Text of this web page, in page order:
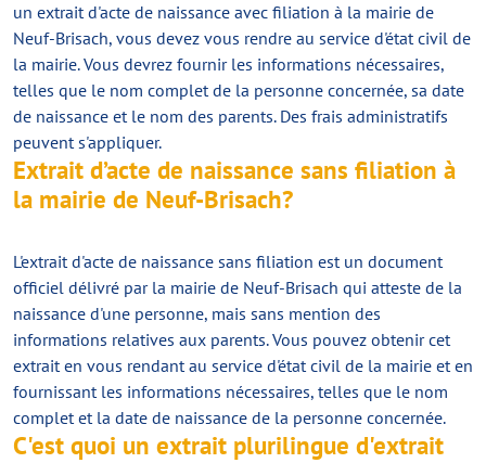
un extrait d'acte de naissance avec filiation à la mairie de
Neuf-Brisach, vous devez vous rendre au service d'état civil de
la mairie. Vous devrez fournir les informations nécessaires,
telles que le nom complet de la personne concernée, sa date
de naissance et le nom des parents. Des frais administratifs
peuvent s'appliquer.
Extrait d’acte de naissance sans filiation à
la mairie de Neuf-Brisach?
L'extrait d'acte de naissance sans filiation est un document
officiel délivré par la mairie de Neuf-Brisach qui atteste de la
naissance d'une personne, mais sans mention des
informations relatives aux parents. Vous pouvez obtenir cet
extrait en vous rendant au service d'état civil de la mairie et en
fournissant les informations nécessaires, telles que le nom
complet et la date de naissance de la personne concernée.
C'est quoi un extrait plurilingue d'extrait